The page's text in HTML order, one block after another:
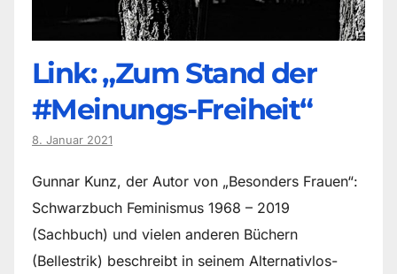
Link: „Zum Stand der
#Meinungs-Freiheit“
8. Januar 2021
Gunnar Kunz, der Autor von „Besonders Frauen“:
Schwarzbuch Feminismus 1968 – 2019
(Sachbuch) und vielen anderen Büchern
(Bellestrik) beschreibt in seinem Alternativlos-